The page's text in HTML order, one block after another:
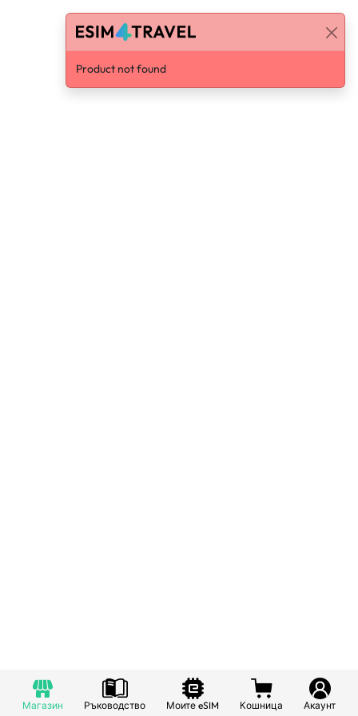
Магазин Ръководство Моите eSIM Кошница Акаунт
Product not found